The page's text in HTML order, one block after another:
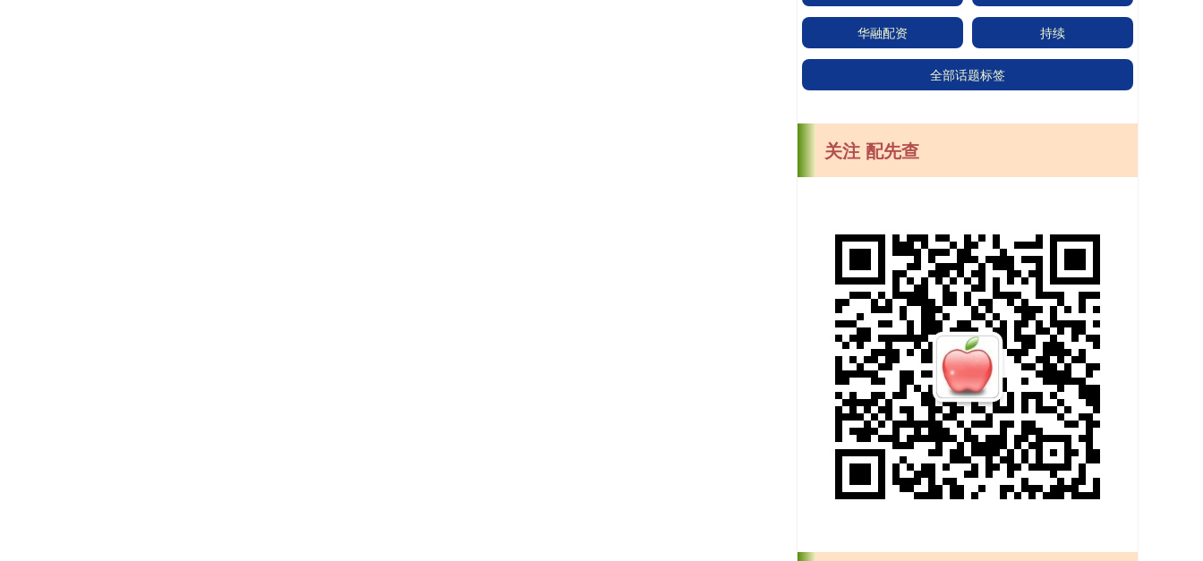
华融配资 持续
全部话题标签
关注 配先查